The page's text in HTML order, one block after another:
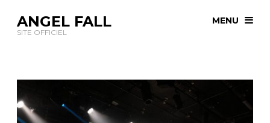
ANGEL FALL
SITE OFFICIEL
MENU